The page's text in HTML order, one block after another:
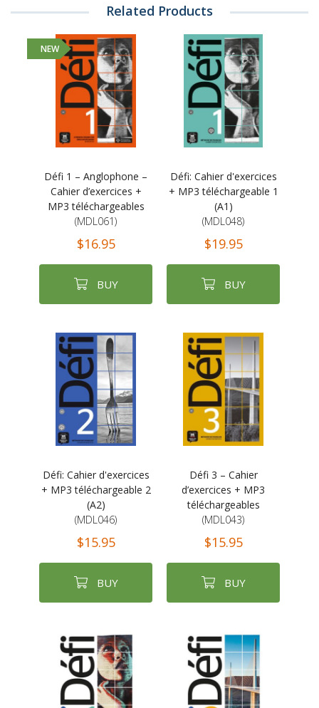
Related Products
NEW
Défi 1 – Anglophone –
Cahier d’exercices +
MP3 téléchargeables
(MDL061)
$16.95
BUY
Défi: Cahier d'exercices
+ MP3 téléchargeable 1
(A1)
(MDL048)
$19.95
BUY
Défi: Cahier d'exercices
+ MP3 téléchargeable 2
(A2)
(MDL046)
$15.95
BUY
Défi 3 – Cahier
d’exercices + MP3
téléchargeables
(MDL043)
$15.95
BUY